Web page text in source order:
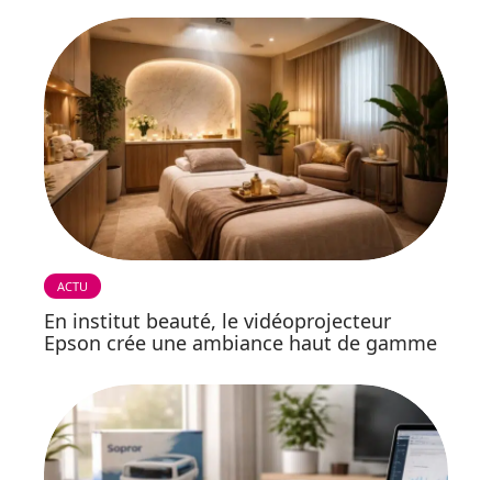
ACTU
En institut beauté, le vidéoprojecteur
Epson crée une ambiance haut de gamme